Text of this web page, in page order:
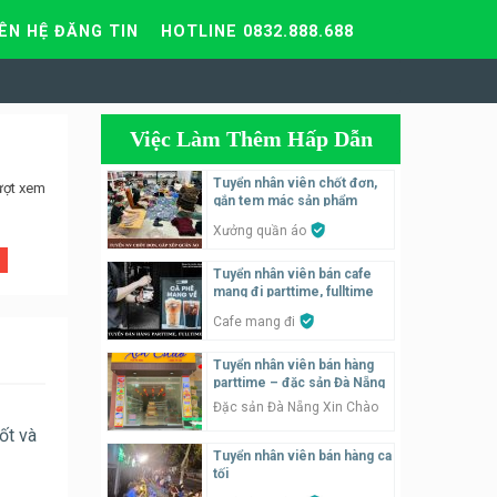
HỆ ĐĂNG TIN HOTLINE 0832.888.688
xem
và
Việc Làm Thêm Hấp Dẫn
Tuyển nhân viên chốt đơn,
gắn tem mác sản phẩm
Xưởng quần áo
Tuyển nhân viên bán cafe
mang đi parttime, fulltime
Cafe mang đi
Tuyển nhân viên bán hàng
parttime – đặc sản Đà Nẵng
Đặc sản Đà Nẵng Xin Chào
Tuyển nhân viên bán hàng ca
tối